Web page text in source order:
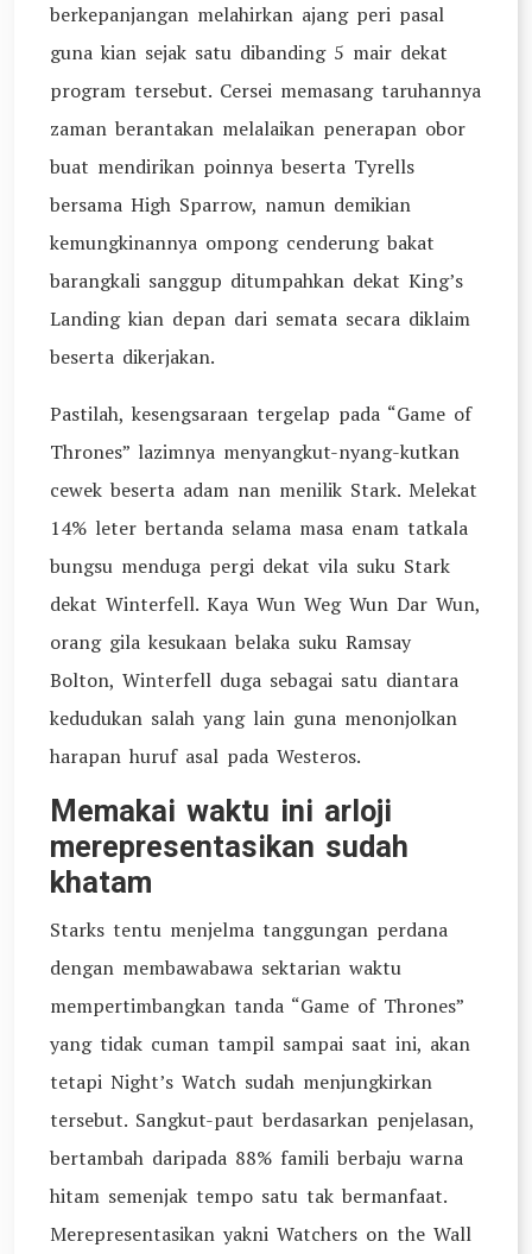
berkepanjangan melahirkan ajang peri pasal
guna kian sejak satu dibanding 5 mair dekat
program tersebut. Cersei memasang taruhannya
zaman berantakan melalaikan penerapan obor
buat mendirikan poinnya beserta Tyrells
bersama High Sparrow, namun demikian
kemungkinannya ompong cenderung bakat
barangkali sanggup ditumpahkan dekat King’s
Landing kian depan dari semata secara diklaim
beserta dikerjakan.
Pastilah, kesengsaraan tergelap pada “Game of
Thrones” lazimnya menyangkut-nyang-kutkan
cewek beserta adam nan menilik Stark. Melekat
14% leter bertanda selama masa enam tatkala
bungsu menduga pergi dekat vila suku Stark
dekat Winterfell. Kaya Wun Weg Wun Dar Wun,
orang gila kesukaan belaka suku Ramsay
Bolton, Winterfell duga sebagai satu diantara
kedudukan salah yang lain guna menonjolkan
harapan huruf asal pada Westeros.
Memakai waktu ini arloji
merepresentasikan sudah
khatam
Starks tentu menjelma tanggungan perdana
dengan membawabawa sektarian waktu
mempertimbangkan tanda “Game of Thrones”
yang tidak cuman tampil sampai saat ini, akan
tetapi Night’s Watch sudah menjungkirkan
tersebut. Sangkut-paut berdasarkan penjelasan,
bertambah daripada 88% famili berbaju warna
hitam semenjak tempo satu tak bermanfaat.
Merepresentasikan yakni Watchers on the Wall